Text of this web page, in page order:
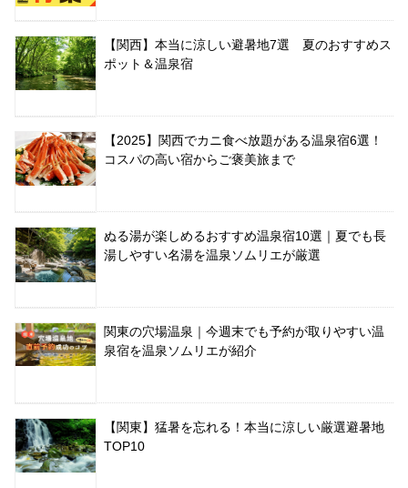
【関西】本当に涼しい避暑地7選 夏のおすすめス
ポット＆温泉宿
【2025】関西でカニ食べ放題がある温泉宿6選！
コスパの高い宿からご褒美旅まで
ぬる湯が楽しめるおすすめ温泉宿10選｜夏でも長
湯しやすい名湯を温泉ソムリエが厳選
関東の穴場温泉｜今週末でも予約が取りやすい温
泉宿を温泉ソムリエが紹介
【関東】猛暑を忘れる！本当に涼しい厳選避暑地
TOP10